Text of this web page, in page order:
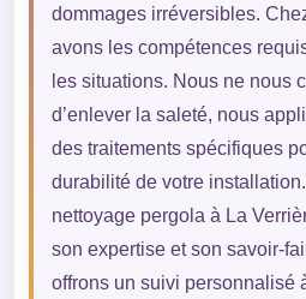
dommages irréversibles.
avons les compétences
les situations. Nous ne nous
d’enlever la saleté, nous
des traitements spécifiques
durabilité de votre
nettoyage pergola à La
son expertise et son savoir-
offrons un suivi personnalisé